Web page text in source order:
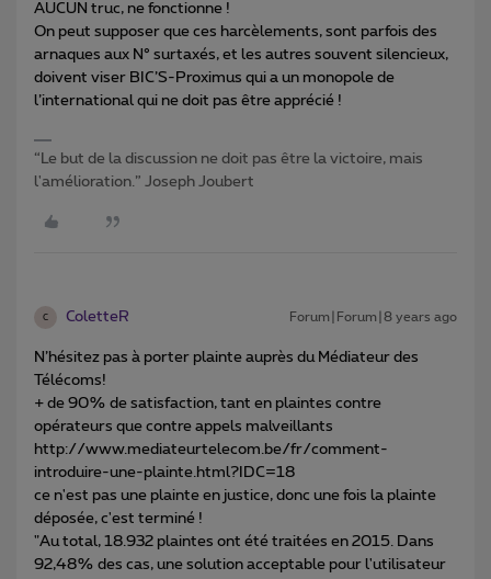
AUCUN truc, ne fonctionne !
On peut supposer que ces harcèlements, sont parfois des
arnaques aux N° surtaxés, et les autres souvent silencieux,
doivent viser BIC’S-Proximus qui a un monopole de
l’international qui ne doit pas être apprécié !
“Le but de la discussion ne doit pas être la victoire, mais
l'amélioration.” Joseph Joubert
C ColetteR Forum|Forum|8 years ago
N’hésitez pas à porter plainte auprès du Médiateur des
Télécoms!
+ de 90% de satisfaction, tant en plaintes contre
opérateurs que contre appels malveillants
http://www.mediateurtelecom.be/fr/comment-
introduire-une-plainte.html?IDC=18
ce n'est pas une plainte en justice, donc une fois la plainte
déposée, c'est terminé !
"Au total, 18.932 plaintes ont été traitées en 2015. Dans
92,48% des cas, une solution acceptable pour l'utilisateur